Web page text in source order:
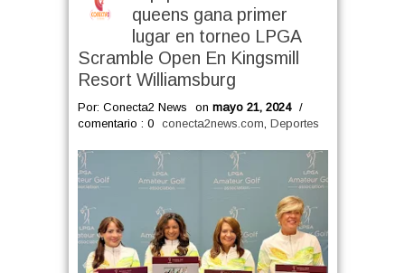
queens gana primer
lugar en torneo LPGA
Scramble Open En Kingsmill
Resort Williamsburg
Por: Conecta2 News on mayo 21, 2024
/
comentario : 0
conecta2news.com, Deportes